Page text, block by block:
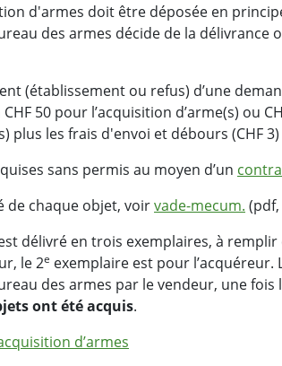
d'armes doit être déposée en
des armes décide de la délivrance
(établissement ou refus) d’une
50 pour l’acquisition d’arme(s) ou
plus les frais d'envoi et débours (CHF 3)
sans permis au moyen d’un
de chaque objet, voirvade-mecum. (pdf,
délivré en trois exemplaires, à remplir
le 2e exemplaire est pour l’acquéreur.
des armes par le vendeur, une fois
ont été acquis.
d’armes